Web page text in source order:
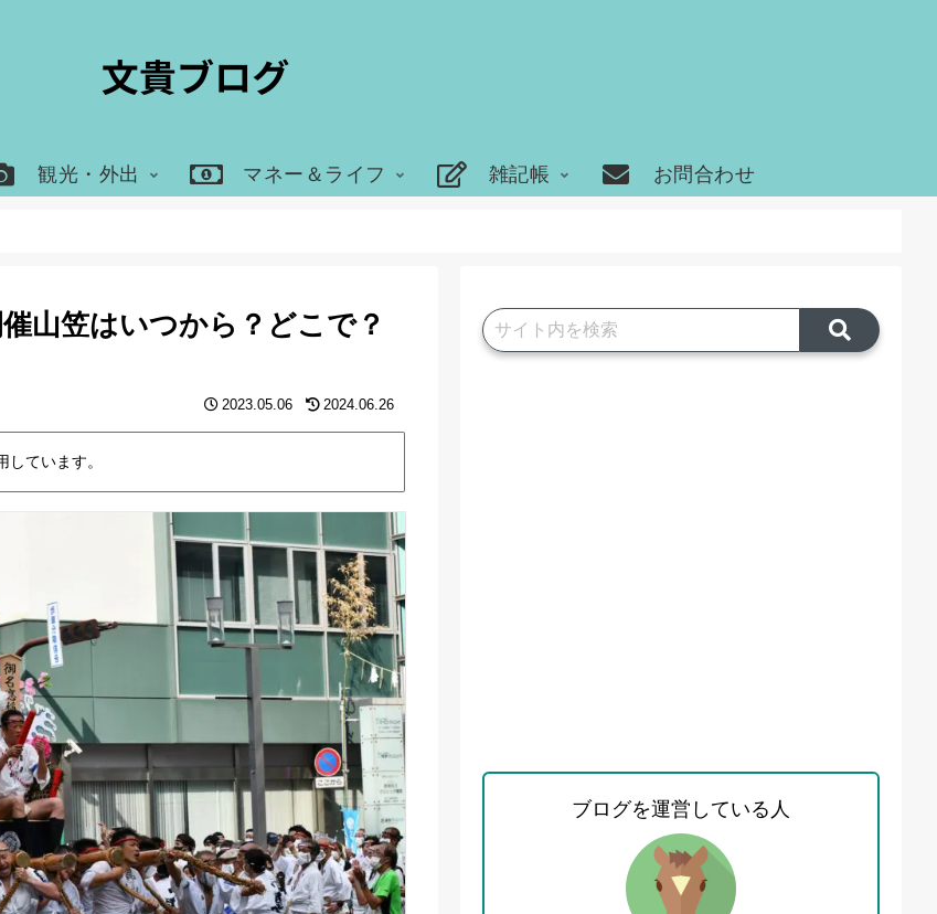
観光・外出 マネー＆ライフ 雑記帳 お問合わせ
山笠はいつから？どこで？
2023.05.06 2024.06.26
ています。
ブログを運営している人